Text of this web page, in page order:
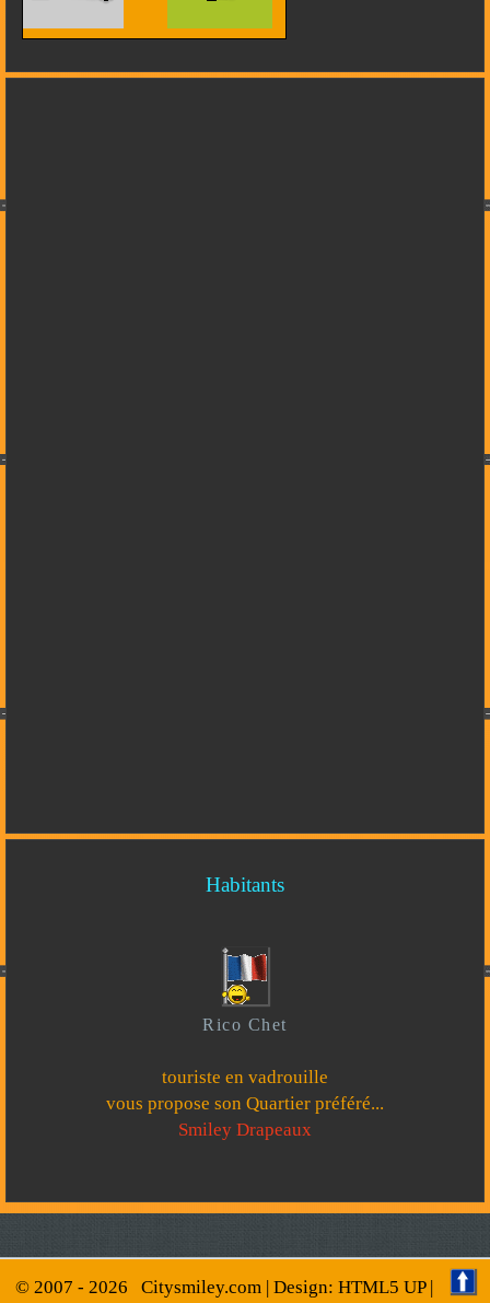
Habitants
Rico Chet
touriste en vadrouille
vous propose son Quartier préféré...
Smiley Drapeaux
© 2007 - 2026 Citysmiley.com | Design: HTML5 UP|